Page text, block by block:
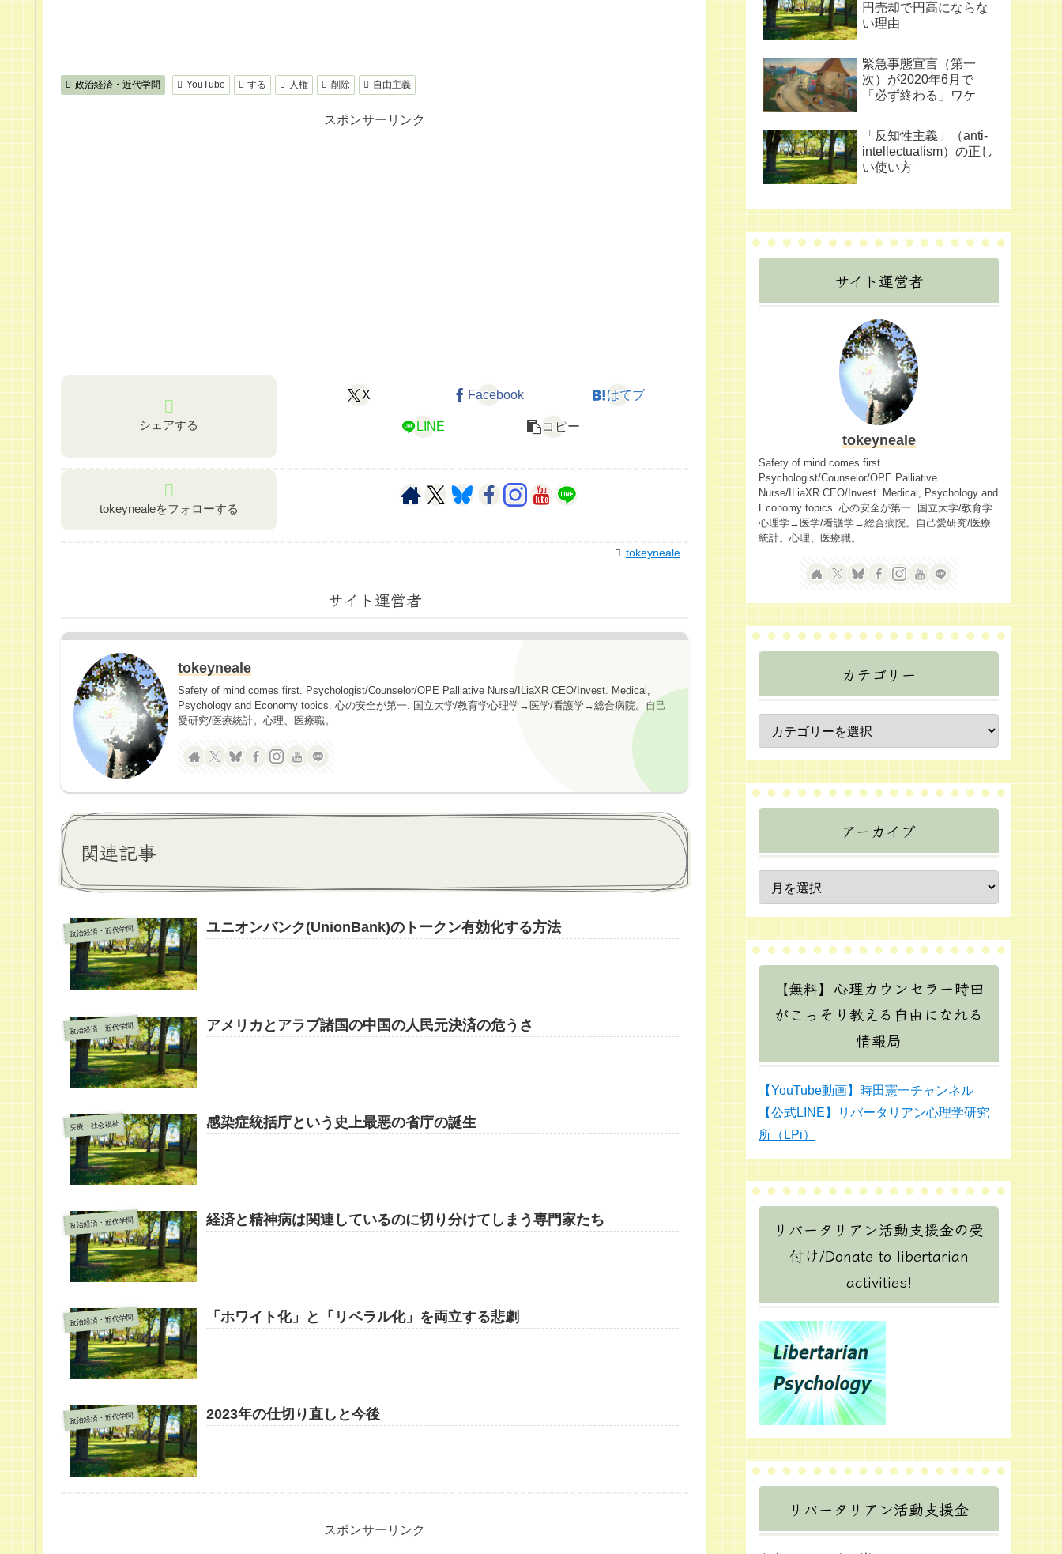
政治経済・近代学問 YouTube する 人権 削除 自由主義
スポンサーリンク
シェアする
X Facebook はてブ
LINE コピー
tokeynealeをフォローする
tokeyneale
サイト運営者
tokeyneale
Safety of mind comes first. Psychologist/Counselor/OPE Palliative Nurse/ILiaXR CEO/Invest. Medical,
Psychology and Economy topics. 心の安全が第一. 国立大学/教育学心理学→医学/看護学→総合病院。自己
愛研究/医療統計。心理、医療職。
関連記事
政治経済・近代学問 ユニオンバンク(UnionBank)のトークン有効化する方法
政治経済・近代学問 アメリカとアラブ諸国の中国の人民元決済の危うさ
医療・社会福祉 感染症統括庁という史上最悪の省庁の誕生
政治経済・近代学問 経済と精神病は関連しているのに切り分けてしまう専門家たち
政治経済・近代学問 「ホワイト化」と「リベラル化」を両立する悲劇
政治経済・近代学問 2023年の仕切り直しと今後
スポンサーリンク
円売却で円高にならな
い理由
緊急事態宣言（第一
次）が2020年6月で
「必ず終わる」ワケ
「反知性主義」（anti-
intellectualism）の正し
い使い方
サイト運営者
tokeyneale
Safety of mind comes first.
Psychologist/Counselor/OPE Palliative
Nurse/ILiaXR CEO/Invest. Medical, Psychology and
Economy topics. 心の安全が第一. 国立大学/教育学
心理学→医学/看護学→総合病院。自己愛研究/医療
統計。心理、医療職。
カテゴリー
アーカイブ
【無料】心理カウンセラー時田
がこっそり教える自由になれる
情報局
【YouTube動画】時田憲一チャンネル
【公式LINE】リバータリアン心理学研究
所（LPi）
リバータリアン活動支援金の受
付け/Donate to libertarian
activities!
リバータリアン活動支援金